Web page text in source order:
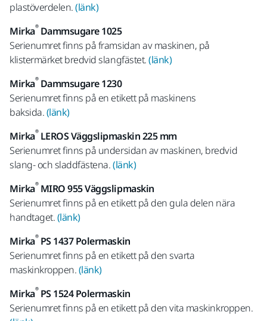
plastöverdelen.(länk)
Mirka®Dammsugare 1025
Serienumret finns på framsidan av maskinen, på
klistermärket bredvid slangfästet.(länk)
Mirka®Dammsugare 1230
Serienumret finns på en etikett på maskinens
baksida.(länk)
Mirka®LEROS Väggslipmaskin 225 mm
Serienumret finns på undersidan av maskinen, bredvid
slang- och sladdfästena.(länk)
Mirka®MIRO 955 Väggslipmaskin
Serienumret finns på en etikett på den gula delen nära
handtaget.(länk)
Mirka®PS 1437 Polermaskin
Serienumret finns på en etikett på den svarta
maskinkroppen.(länk)
Mirka®PS 1524 Polermaskin
Serienumret finns på en etikett på den vita maskinkroppen.